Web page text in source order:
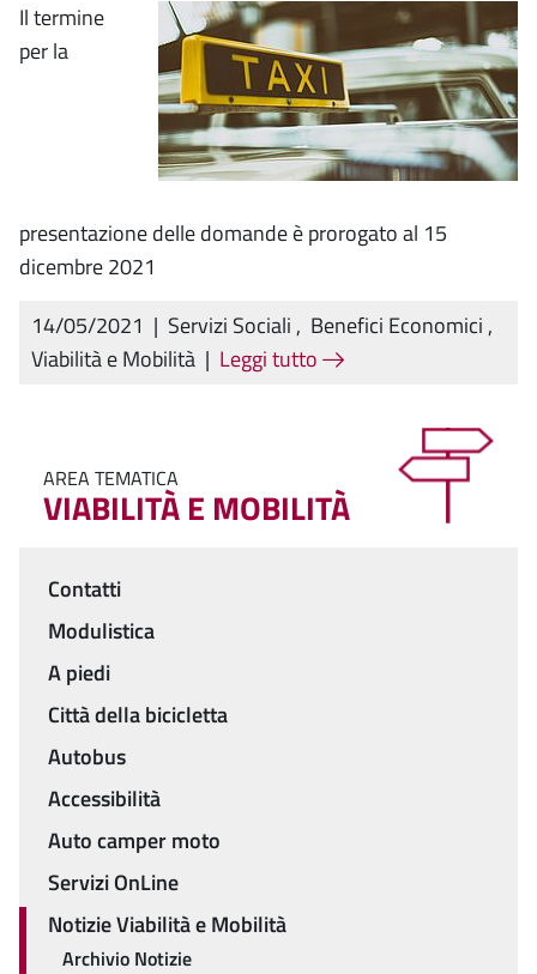
Il termine
per la
presentazione delle domande è prorogato al 15
dicembre 2021
14/05/2021 | Servizi Sociali , Benefici Economici ,
Viabilità e Mobilità | Leggi tutto
AREA TEMATICA
VIABILITÀ E MOBILITÀ
Menu
Contatti
Modulistica
A piedi
Città della bicicletta
Autobus
Accessibilità
Auto camper moto
Servizi OnLine
Notizie Viabilità e Mobilità
Archivio Notizie